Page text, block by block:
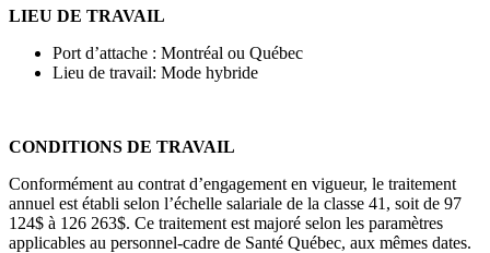
LIEU DE TRAVAIL
Port d’attache : Montréal ou Québec
Lieu de travail: Mode hybride
CONDITIONS DE TRAVAIL
Conformément au contrat d’engagement en vigueur, le traitement
annuel est établi selon l’échelle salariale de la classe 41, soit de 97
124$ à 126 263$. Ce traitement est majoré selon les paramètres
applicables au personnel-cadre de Santé Québec, aux mêmes dates.